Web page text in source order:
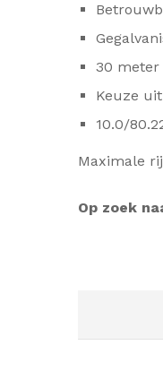
30 meter
Keuze
10.0/
Maximale
Op zoek